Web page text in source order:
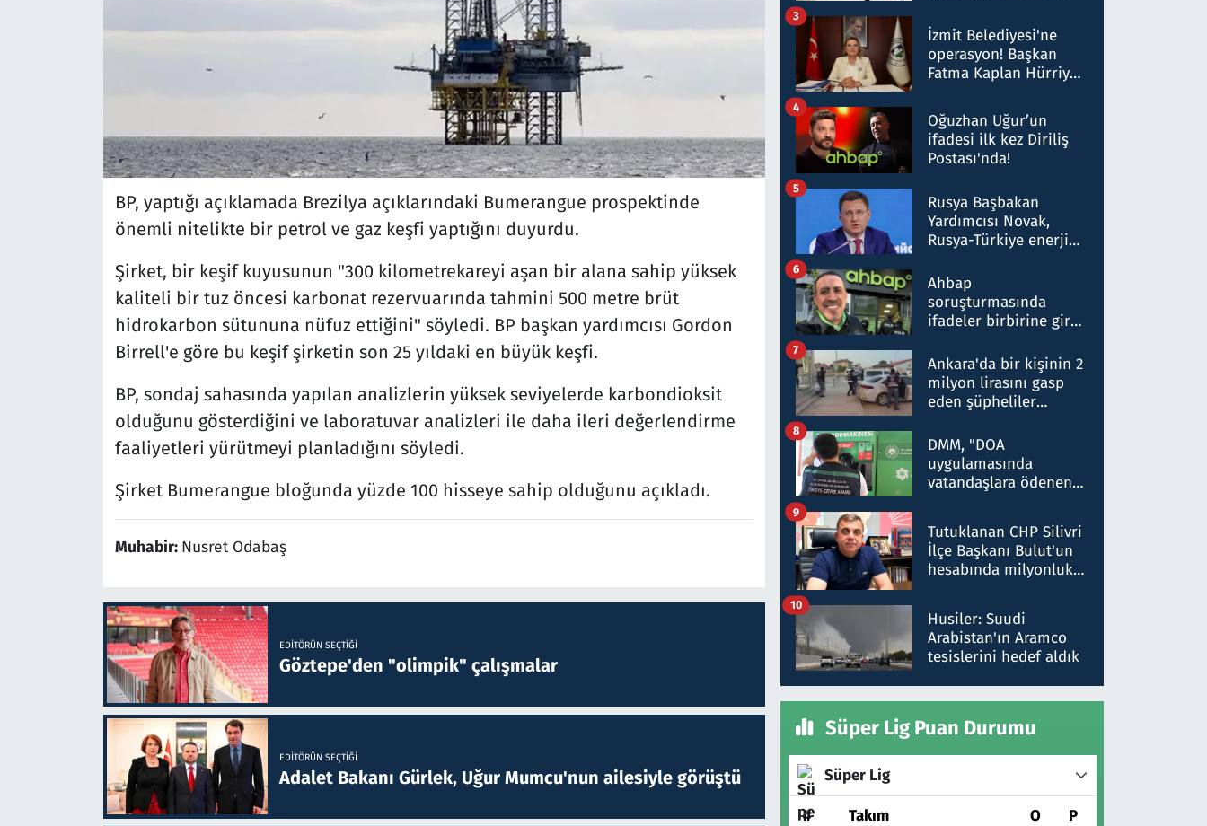
BP, yaptığı açıklamada Brezilya açıklarındaki Bumerangue prospektinde
önemli nitelikte bir petrol ve gaz keşfi yaptığını duyurdu.
Şirket, bir keşif kuyusunun "300 kilometrekareyi aşan bir alana sahip yüksek
kaliteli bir tuz öncesi karbonat rezervuarında tahmini 500 metre brüt
hidrokarbon sütununa nüfuz ettiğini" söyledi. BP başkan yardımcısı Gordon
Birrell'e göre bu keşif şirketin son 25 yıldaki en büyük keşfi.
BP, sondaj sahasında yapılan analizlerin yüksek seviyelerde karbondioksit
olduğunu gösterdiğini ve laboratuvar analizleri ile daha ileri değerlendirme
faaliyetleri yürütmeyi planladığını söyledi.
Şirket Bumerangue bloğunda yüzde 100 hisseye sahip olduğunu açıkladı.
Muhabir: Nusret Odabaş
EDITÖRÜN SEÇTIĞI
Göztepe'den "olimpik" çalışmalar
EDITÖRÜN SEÇTIĞI
Adalet Bakanı Gürlek, Uğur Mumcu'nun ailesiyle görüştü
Milyar liralık para
trafiği tespit edildi
İzmit Belediyesi'ne
operasyon! Başkan
Fatma Kaplan Hürriyet
3
Oğuzhan Uğur’un
ifadesi ilk kez Diriliş
Postası'nda!
4
Rusya Başbakan
Yardımcısı Novak,
Rusya-Türkiye enerji
nitelikte olduğunu
belirtti
5
Ahbap
soruşturmasında
ifadeler birbirine girdi:
ifadelerinden ortaya
çıkan tablo şok etti
6
Ankara'da bir kişinin 2
milyon lirasını gasp
eden şüpheliler
7
DMM, "DOA
uygulamasında
vatandaşlara ödenen
düşürüldüğü" iddiasını
yalanladı
8
Tutuklanan CHP Silivri
İlçe Başkanı Bulut'un
hesabında milyonluk
talimat verdi, ben
gönderdim
9
Husiler: Suudi
Arabistan'ın Aramco
tesislerini hedef aldık
10
Süper Lig Puan Durumu
Süper Lig
# Takım O P